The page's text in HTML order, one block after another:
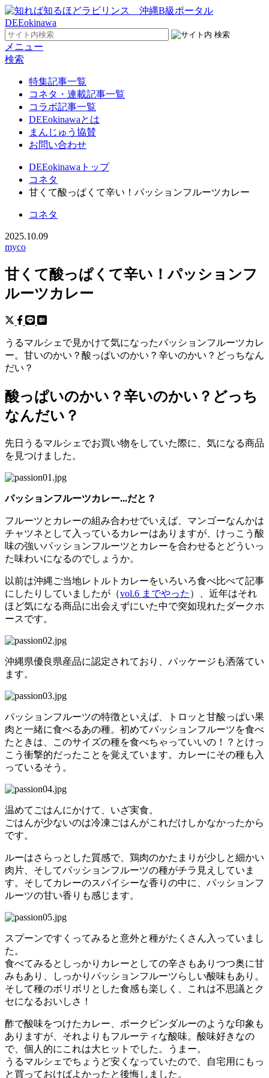
メニュー
検索
特集記事一覧
コネタ・連載記事一覧
コラボ記事一覧
DEEokinawaとは
まんじゅう協賛
お問い合わせ
DEEokinawaトップ
コネタ
甘くて酸っぱくて辛い！パッションフルーツカレー
コネタ
2025.10.09
myco
甘くて酸っぱくて辛い！パッションフ
ルーツカレー
うるマルシェで見かけて気になったパッションフルーツカレ
ー。甘いのかい？酸っぱいのかい？辛いのかい？どっちなん
だい？
酸っぱいのかい？辛いのかい？どっち
なんだい？
先日うるマルシェでお買い物をしていた際に、気になる商品
を見つけました。
パッションフルーツカレー...だと？
フルーツとカレーの組み合わせでいえば、マンゴーなんかは
チャツネとして入っているカレーはありますが、けっこう酸
味の強いパッションフルーツとカレーを合わせるとどういっ
た味わいになるのでしょうか。
以前は沖縄ご当地レトルトカレーをいろいろ食べ比べて記事
にしたりしていましたが（vol.6 までやった ）、近年はそれ
ほど気になる商品に出会えずにいた中で突如現れたダークホ
ースです。
沖縄県優良県産品に認定されており、パッケージも洒落てい
ます。
パッションフルーツの特徴といえば、トロッと甘酸っぱい果
肉と一緒に食べるあの種。初めてパッションフルーツを食べ
たときは、このサイズの種を食べちゃっていいの！？とけっ
こう衝撃的だったことを覚えています。カレーにその種も入
っているそう。
温めてごはんにかけて、いざ実食。
ごはんが少ないのは冷凍ごはんがこれだけしかなかったから
です。
ルーはさらっとした質感で、鶏肉のかたまりが少しと細かい
肉片、そしてパッションフルーツの種がチラ見えしていま
す。そしてカレーのスパイシーな香りの中に、パッションフ
ルーツの甘い香りも感じます。
スプーンですくってみると意外と種がたくさん入っていまし
た。
食べてみるとしっかりカレーとしての辛さもありつつ奥に甘
みもあり、しっかりパッションフルーツらしい酸味もあり。
そして種のボリボリとした食感も楽しく、これは不思議とク
セになるおいしさ！
酢で酸味をつけたカレー、ポークビンダルーのような印象も
ありますが、それよりもフルーティな酸味。酸味好きなの
で、個人的にこれは大ヒットでした。うまー。
うるマルシェでちょうど安くなっていたので、自宅用にもっ
と買っておけばよかったと後悔しました。